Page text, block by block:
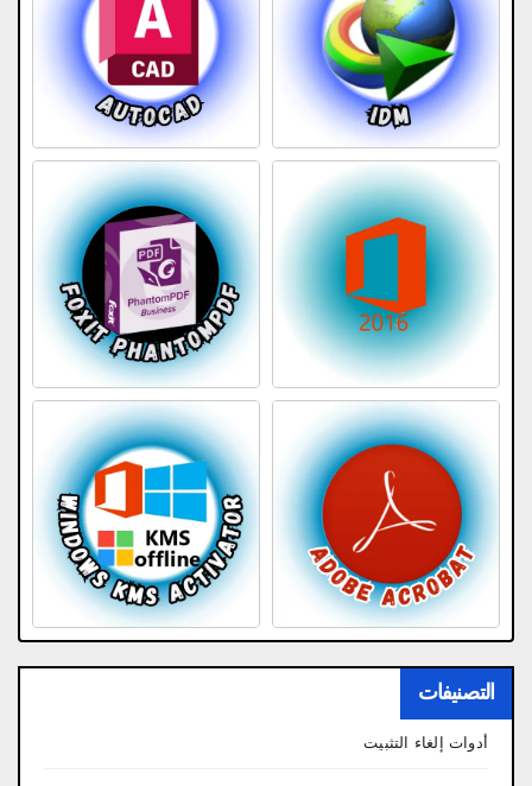
التصنيفات
أدوات إلغاء التثبيت